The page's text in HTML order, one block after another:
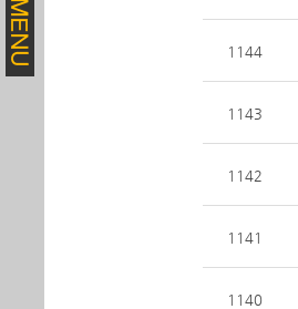
1144
1143
1142
1141
1140